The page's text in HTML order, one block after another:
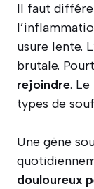
Il faut
usure lente.
brutale.
rejoindre.
types de
Une gêne
douloureux